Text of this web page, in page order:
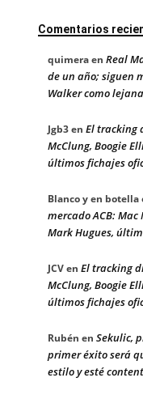
Comentarios
quimeraen Real
de un año; siguen
Walker como
Jgb3en El tracking
McClung, Boogie
últimos fichajes
Blanco y en botella
mercado ACB: Mac
Mark Hugues,
JCVen El tracking
McClung, Boogie
últimos fichajes
Rubén en Sekulic,
primer éxito será
estilo y esté